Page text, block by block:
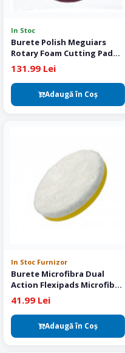
In Stoc
Burete Polish Meguiars
Rotary Foam Cutting Pad
180 mm
131.99 Lei
Adaugă în Coş
In Stoc Furnizor
Burete Microfibra Dual
Action Flexipads Microfiber
Cutting Pad 135 mm
41.99 Lei
Adaugă în Coş